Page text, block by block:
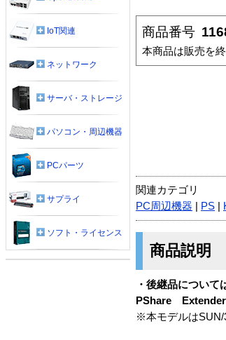
商品番号
本商品は販売を
関連カテゴリ
PC周辺機器
PS
商品説明
・後継品について
PShare
※本モデルはSUN/
IoT関連
ネットワーク
サーバ・ストレージ
パソコン・周辺機器
PCパーツ
サプライ
ソフト・ライセンス